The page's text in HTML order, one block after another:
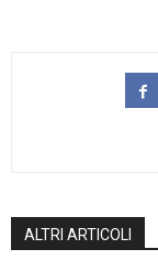
ALTRI ARTICOLI